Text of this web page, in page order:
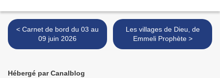
< Carnet de bord du 03 au
09 juin 2026
Les villages de Dieu, de
Emmeli Prophète >
Hébergé par Canalblog